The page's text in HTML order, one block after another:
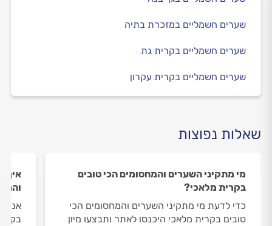
שערים חשמליים במזכרת בתיה
שערים חשמליים בקרית גת
שערים חשמליים בקרית עקרון
שאלות נפוצות
מי מתקיני השערים והמחסומים הכי טובים
בקרית מלאכי?
כדי לדעת מי מתקיני השערים והמחסומים הכי
טובים בקרית מלאכי היכנסו לאתר ותבצעו מיון
איך